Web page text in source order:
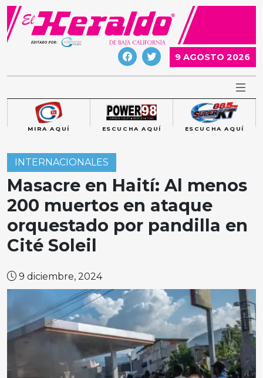
Skip
content
9 AGOSTO 2026
MIRA AQUÍ ESCUCHA AQUÍ ESCUCHA AQUÍ
INTERNACIONALES
Masacre en Haití: Al menos
200 muertos en ataque
orquestado por pandilla en
Cité Soleil
9 diciembre, 2024